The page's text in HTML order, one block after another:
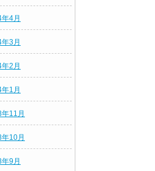
4月
3月
2月
1月
11月
10月
9月